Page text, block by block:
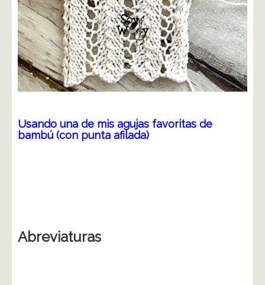
Usando una de mis agujas favoritas de
bambú (con punta afilada)
Abreviaturas